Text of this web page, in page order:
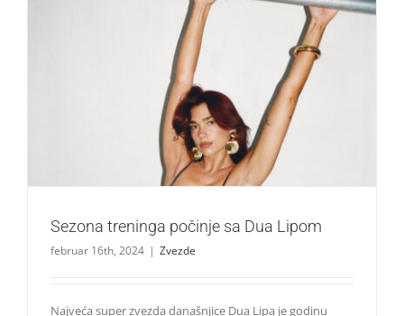
Sezona treninga počinje sa Dua Lipom
Zvezde
Sezona treninga počinje sa Dua Lipom
februar 16th, 2024 | Zvezde
Najveća super zvezda današnjice Dua Lipa je godinu